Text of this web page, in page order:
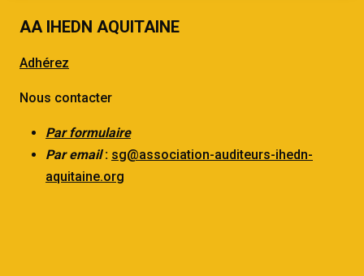
AA IHEDN AQUITAINE
Adhérez
Nous contacter
Par formulaire
Par email: sg@association-auditeurs-ihedn-
aquitaine.org